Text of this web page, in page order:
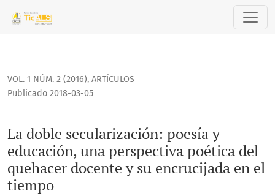
La doble secularización: poesía y educación, una
VOL. 1 NÚM. 2 (2016), ARTÍCULOS
La doble secularización: poesía y
educación, una perspectiva poética del
quehacer docente y su encrucijada en el
tiempo
Publicado 2018-03-05